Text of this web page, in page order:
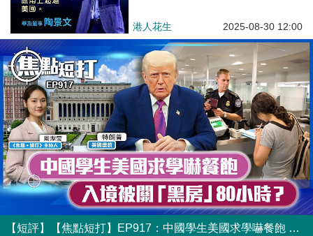
港人花生 2025-08-30 12:00
【短評】【焦點短打】EP917：中國學生美國求學嚇餐飽 入境被關「黑房」80小時？